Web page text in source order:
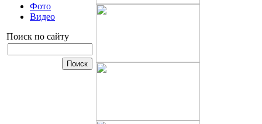
Фото
Видео
Поиск по сайту